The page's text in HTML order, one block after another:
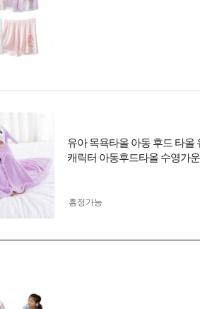
유아 목욕타올 아동 후드 타올
캐릭터 아동후드타올 수영가
흥정가능